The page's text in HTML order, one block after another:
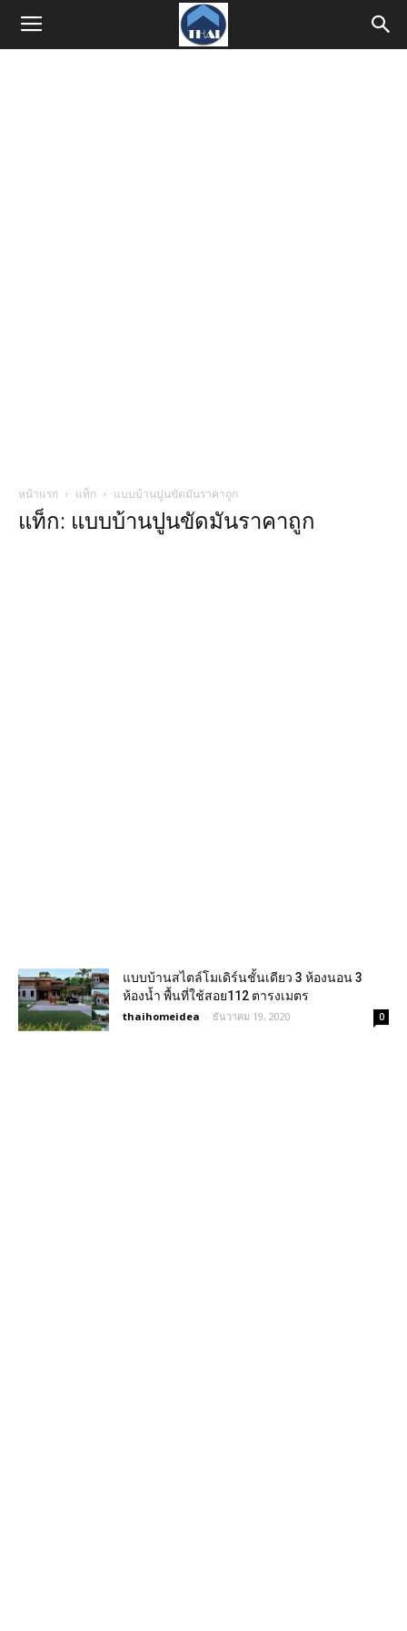
หน้าแรก แท็ก แบบบ้านปูนขัดมันราคาถูก
แท็ก: แบบบ้านปูนขัดมันราคาถูก
แบบบ้านสไตล์โมเดิร์นชั้นเดียว 3 ห้องนอน 3
ห้องน้ำ พื้นที่ใช้สอย112 ตารงเมตร
thaihomeidea - ธันวาคม 19, 2020 0